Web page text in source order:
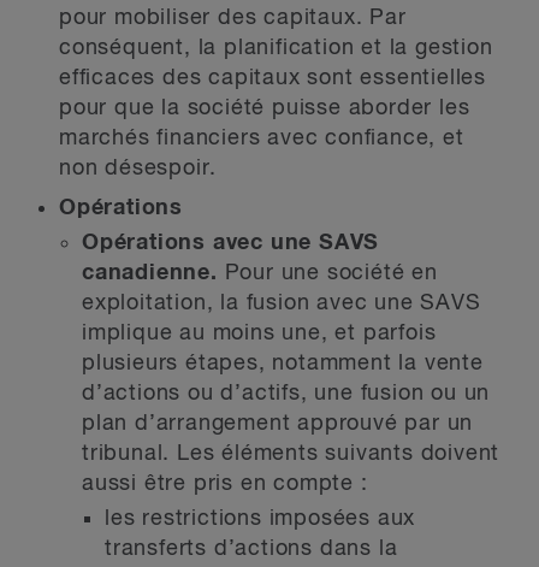
pour mobiliser des capitaux. Par
conséquent, la planification et la gestion
efficaces des capitaux sont essentielles
pour que la société puisse aborder les
marchés financiers avec confiance, et
non désespoir.
Opérations
Opérations avec une SAVS
canadienne.
Pour une société en
exploitation, la fusion avec une SAVS
implique au moins une, et parfois
plusieurs étapes, notamment la vente
d’actions ou d’actifs, une fusion ou un
plan d’arrangement approuvé par un
tribunal. Les éléments suivants doivent
aussi être pris en compte :
les restrictions imposées aux
transferts d’actions dans la